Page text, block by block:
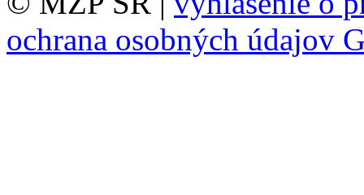
ochrana osobných údajov